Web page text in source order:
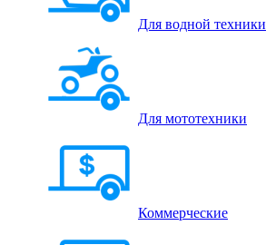
Для водной техники
Для мототехники
Коммерческие